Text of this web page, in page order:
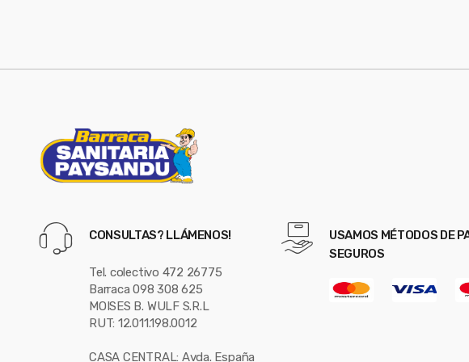
s
CONSULTAS? LLÁMENOS!
Tel. colectivo 472 26775
Barraca 098 308 625
MOISES B. WULF S.R.L
RUT: 12.011.198.0012
CASA CENTRAL: Avda. España
USAMOS MÉTODOS DE
SEGUROS